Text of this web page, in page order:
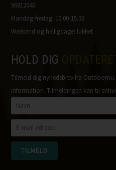
96812040
Mandag-fredag: 10.00-15.30
Weekend og helligdage: lukket
HOLD DIG
Tilmeld dig nyhedsbrev fra
information. Tilmeldingen kan til